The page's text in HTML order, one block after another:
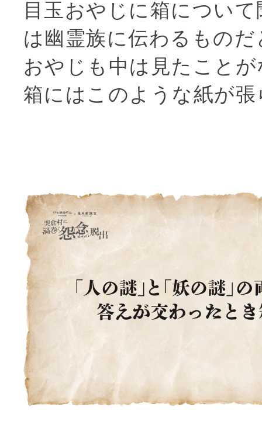
目玉おやじに箱につい
は幽霊族に伝わるもの
おやじも中は見たこと
箱にはこのような紙が